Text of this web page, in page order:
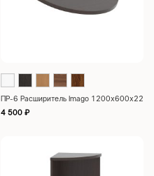
ПР-6 Расширитель Imago 1200х600х22
4 500 ₽